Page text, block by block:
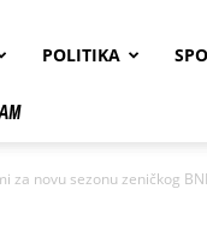
POLITIKA
za novu sezonu zeničkog